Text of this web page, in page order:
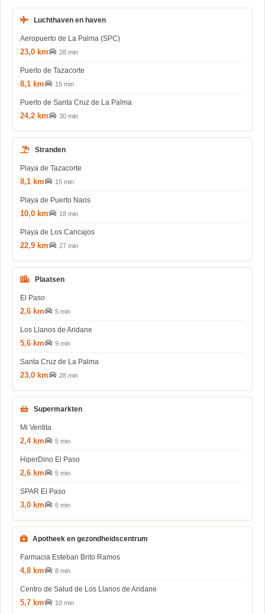
Luchthaven en haven
Aeropuerto de La Palma (SPC)
23,0 km 28 min
Puerto de Tazacorte
8,1 km 15 min
Puerto de Santa Cruz de La Palma
24,2 km 30 min
Stranden
Playa de Tazacorte
8,1 km 15 min
Playa de Puerto Naos
10,0 km 18 min
Playa de Los Cancajos
22,9 km 27 min
Plaatsen
El Paso
2,6 km 5 min
Los Llanos de Aridane
5,6 km 9 min
Santa Cruz de La Palma
23,0 km 28 min
Supermarkten
Mi Ventita
2,4 km 5 min
HiperDino El Paso
2,6 km 5 min
SPAR El Paso
3,0 km 6 min
Apotheek en gezondheidscentrum
Farmacia Esteban Brito Ramos
4,8 km 8 min
Centro de Salud de Los Llanos de Aridane
5,7 km 10 min